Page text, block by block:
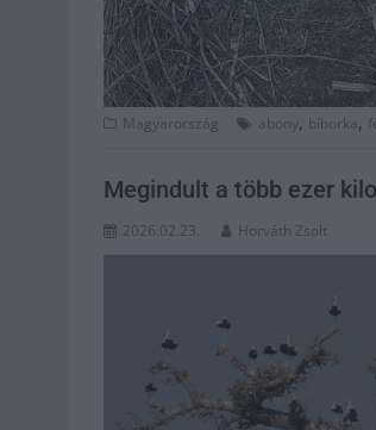
Magyarország abony, bíborka,
Megindult a több ezer
2026.02.23. Horváth Zsolt